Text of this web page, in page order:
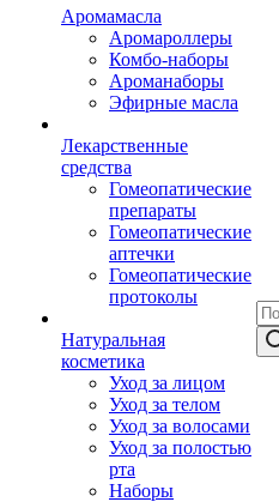
Аромамасла
Аромароллеры
Комбо-наборы
Ароманаборы
Эфирные масла
Лекарственные
средства
Гомеопатические
препараты
Гомеопатические
аптечки
Гомеопатические
протоколы
Натуральная
косметика
Уход за лицом
Уход за телом
Уход за волосами
Уход за полостью
рта
Наборы